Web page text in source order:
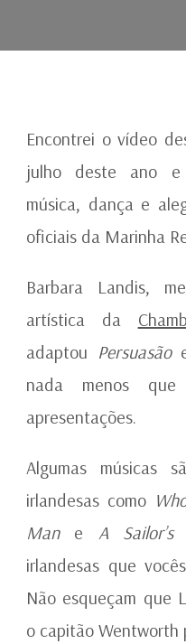
Encontrei o vídeo
julho deste ano e
música, dança e
oficiais da Marinha
Barbara Landis,
artística da
adaptou Persuasão
nada menos
apresentações.
Algumas músicas
irlandesas como
Mane A Sailor’s
irlandesas que
Não esqueçam que
o capitão Wentworth